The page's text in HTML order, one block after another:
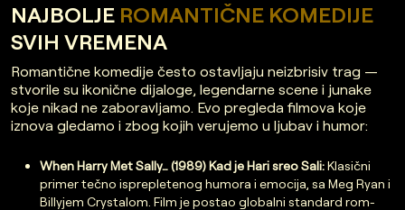
NAJBOLJE ROMANTIČNE KOMEDIJE
SVIH VREMENA
Romantične komedije često ostavljaju neizbrisiv trag —
stvorile su ikonične dijaloge, legendarne scene i junake
koje nikad ne zaboravljamo. Evo pregleda filmova koje
iznova gledamo i zbog kojih verujemo u ljubav i humor:
When Harry Met Sally… (1989) Kad je Hari sreo Sali:Klasični
primer tečno isprepletenog humora i emocija, sa Meg Ryan i
Billyjem Crystalom. Film je postao globalni standard rom-